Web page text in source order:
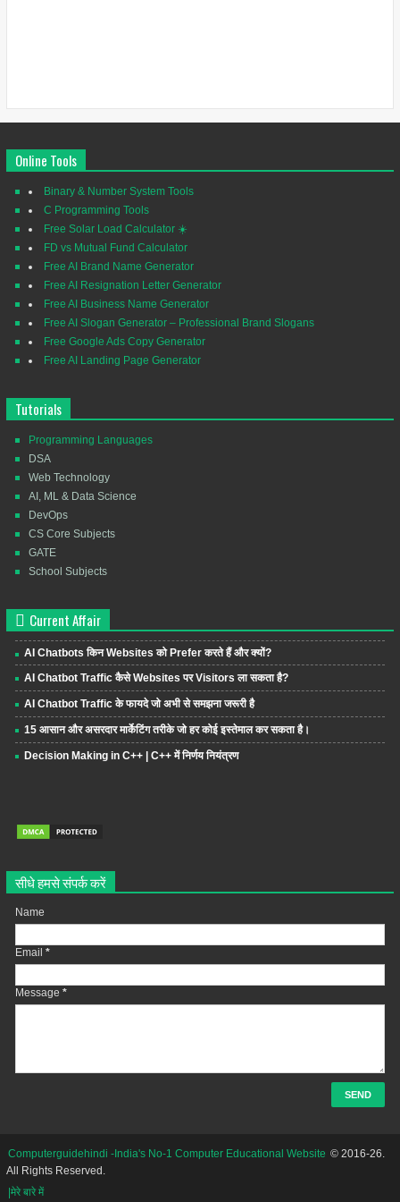
Online Tools
Binary & Number System Tools
C Programming Tools
Free Solar Load Calculator ☀️
FD vs Mutual Fund Calculator
Free AI Brand Name Generator
Free AI Resignation Letter Generator
Free AI Business Name Generator
Free AI Slogan Generator – Professional Brand Slogans
Free Google Ads Copy Generator
Free AI Landing Page Generator
Tutorials
Programming Languages
DSA
Web Technology
AI, ML & Data Science
DevOps
CS Core Subjects
GATE
School Subjects
Current Affair
AI Chatbots किन Websites को Prefer करते हैं और क्यों?
AI Chatbot Traffic कैसे Websites पर Visitors ला सकता है?
AI Chatbot Traffic के फायदे जो अभी से समझना जरूरी है
15 आसान और असरदार मार्केटिंग तरीके जो हर कोई इस्तेमाल कर सकता है।
Decision Making in C++ | C++ में निर्णय नियंत्रण
सीधे हमसे संपर्क करें
Name
Email *
Message *
Computerguidehindi -India's No-1 Computer Educational Website © 2016-26.
All Rights Reserved.
|मेरे बारे में